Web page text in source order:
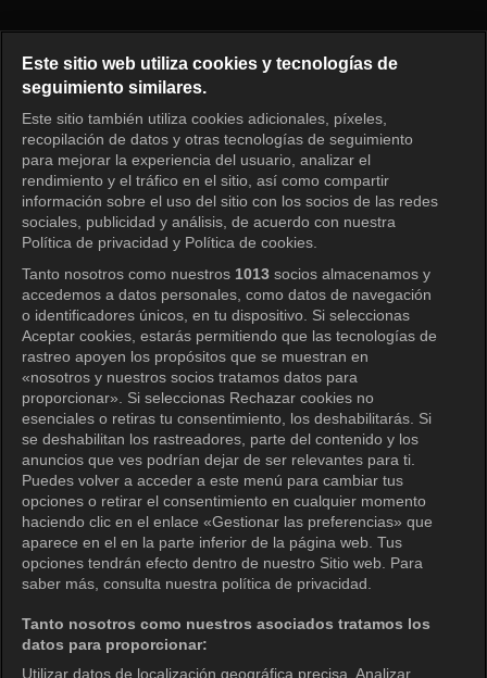
Iniciar sesión
Este sitio web utiliza cookies y tecnologías de
seguimiento similares.
Este sitio también utiliza cookies adicionales, píxeles,
recopilación de datos y otras tecnologías de seguimiento
para mejorar la experiencia del usuario, analizar el
rendimiento y el tráfico en el sitio, así como compartir
información sobre el uso del sitio con los socios de las redes
sociales, publicidad y análisis, de acuerdo con nuestra
Política de privacidad y Política de cookies.
Tanto nosotros como nuestros 1013 socios almacenamos y
accedemos a datos personales, como datos de navegación
o identificadores únicos, en tu dispositivo. Si seleccionas
Aceptar cookies, estarás permitiendo que las tecnologías de
rastreo apoyen los propósitos que se muestran en
«nosotros y nuestros socios tratamos datos para
proporcionar». Si seleccionas Rechazar cookies no
esenciales o retiras tu consentimiento, los deshabilitarás. Si
se deshabilitan los rastreadores, parte del contenido y los
anuncios que ves podrían dejar de ser relevantes para ti.
Puedes volver a acceder a este menú para cambiar tus
opciones o retirar el consentimiento en cualquier momento
haciendo clic en el enlace «Gestionar las preferencias» que
aparece en el en la parte inferior de la página web. Tus
opciones tendrán efecto dentro de nuestro Sitio web. Para
saber más, consulta nuestra política de privacidad.
Tanto nosotros como nuestros asociados tratamos los
datos para proporcionar:
Utilizar datos de localización geográfica precisa. Analizar